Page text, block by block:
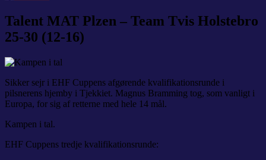
Talent MAT Plzen – Team Tvis Holstebro
25-30 (12-16)
Sikker sejr i EHF Cuppens afgørende kvalifikationsrunde i
pilsnerens hjemby i Tjekkiet. Magnus Bramming tog, som vanligt i
Europa, for sig af retterne med hele 14 mål.
Kampen i tal.
EHF Cuppens tredje kvalifikationsrunde: